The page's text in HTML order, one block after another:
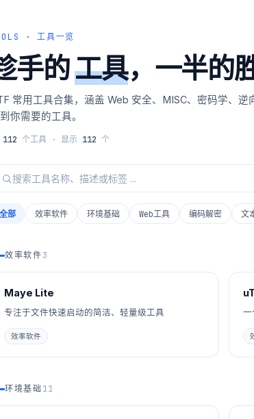
· 工具一览
手的工具，一半的
常用工具合集，涵盖 Web 安全、MISC、密码学、逆
你需要的工具。
112 个工具 · 显示 112 个
全部 效率软件 环境基础 Web工具 编码解密 文
效率软件3
Maye Lite
专注于文件快速启动的简洁、轻量级工具
效率软件
一
环境基础11